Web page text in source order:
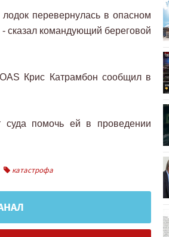
перевернулась в опасном
сказал командующий береговой
Крис Катрамбон сообщил в
суда помочь ей в проведении
катастрофа